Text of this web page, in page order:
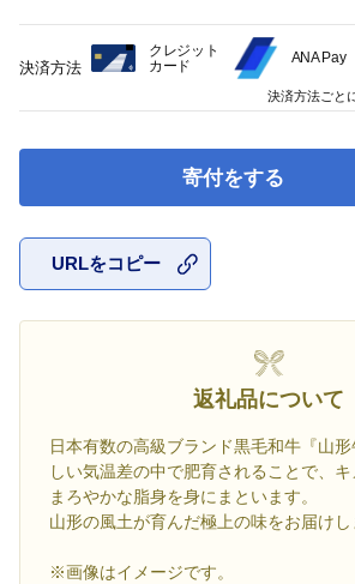
寄付をする
URLをコピー
返礼品について
日本有数の高級ブランド黒毛和牛『山
しい気温差の中で肥育されることで、
まろやかな脂身を身にまといます。
山形の風土が育んだ極上の味をお届けし
※画像はイメージです。
決済方法
クレジット
カード
ANA Pay
決済方法ごと